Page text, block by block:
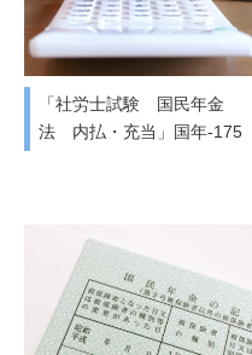
「社労士試験 国民年金
法 内払・充当」国年-175